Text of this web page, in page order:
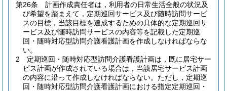
第26条
計画作成責任者は，利用者の日常生活全般の状況及
び希望を踏まえて，定期巡回サービス及び随時訪問サービ
スの目標，当該目標を達成するための具体的な定期巡回サ
ービス及び随時訪問サービスの内容等を記載した定期巡
回・随時対応型訪問介護看護計画を作成しなければならな
い。
2
定期巡回・随時対応型訪問介護看護計画は，既に居宅サー
ビス計画が作成されている場合は，当該居宅サービス計画
の内容に沿って作成しなければならない。 ただし，定期巡
回・随時対応型訪問介護看護計画における指定定期巡回・